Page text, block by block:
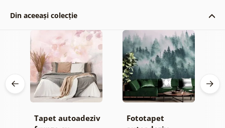
Din aceeași colecție
Tapet autoadeziv
Fototapet